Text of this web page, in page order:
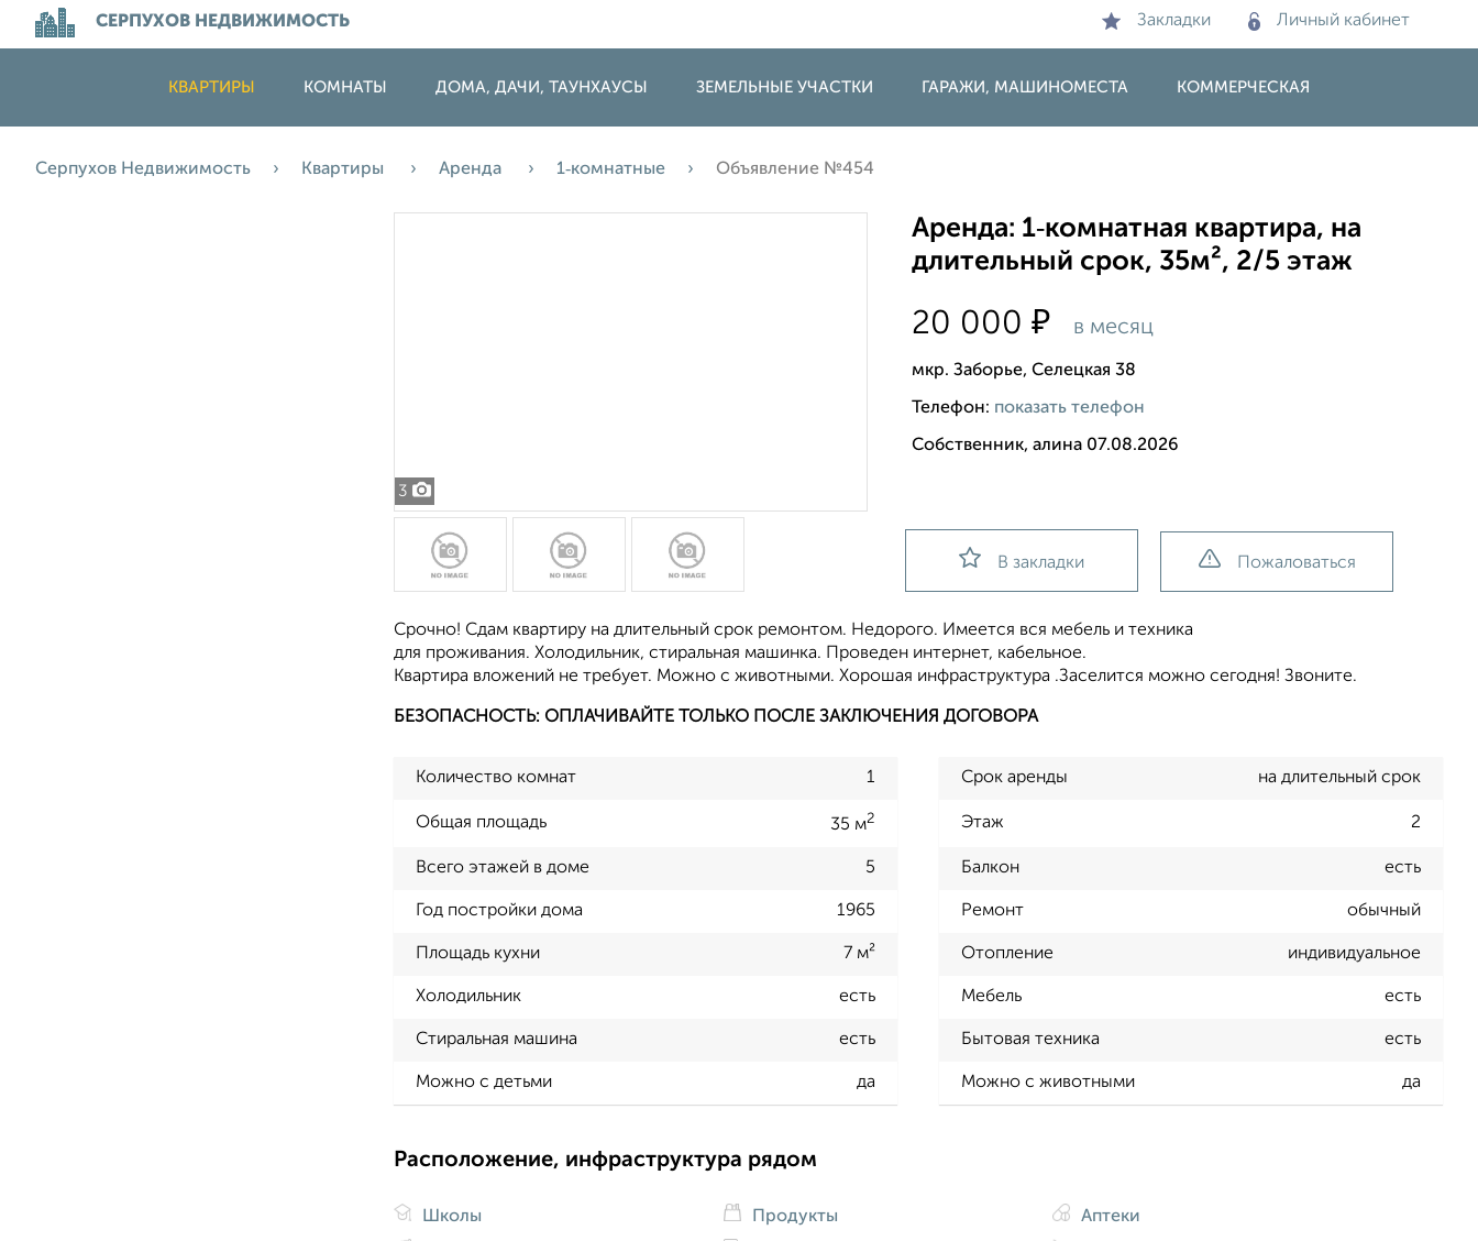
СЕРПУХОВ НЕДВИЖИМОСТЬ Закладки Личный кабинет
КВАРТИРЫ КОМНАТЫ ДОМА, ДАЧИ, ТАУНХАУСЫ ЗЕМЕЛЬНЫЕ УЧАСТКИ ГАРАЖИ, МАШИНОМЕСТА КОММЕРЧЕСКАЯ
Серпухов Недвижимость Квартиры Аренда 1‑комнатные Объявление №454
3
Аренда: 1‑комнатная квартира, на
длительный срок, 35м², 2/5 этаж
20 000₽ в месяц
мкр. Заборье, Селецкая 38
Телефон: показать телефон
Собственник, алина 07.08.2026
В закладки Пожаловаться
Срочно! Сдам квартиру на длительный срок ремонтом. Недорого. Имеется вся мебель и техника
для проживания. Холодильник, стиральная машинка. Проведен интернет, кабельное.
Квартира вложений не требует. Можно с животными. Хорошая инфраструктура .Заселится можно сегодня! Звоните.
БЕЗОПАСНОСТЬ: ОПЛАЧИВАЙТЕ ТОЛЬКО ПОСЛЕ ЗАКЛЮЧЕНИЯ ДОГОВОРА
Количество комнат 1 Срок аренды на длительный срок
Общая площадь 35 м2 Этаж 2
Всего этажей в доме 5 Балкон есть
Год постройки дома 1965 Ремонт обычный
Площадь кухни 7 м² Отопление индивидуальное
Холодильник есть Мебель есть
Стиральная машина есть Бытовая техника есть
Можно с детьми да Можно с животными да
Расположение, инфраструктура рядом
Школы
Продукты
Аптеки